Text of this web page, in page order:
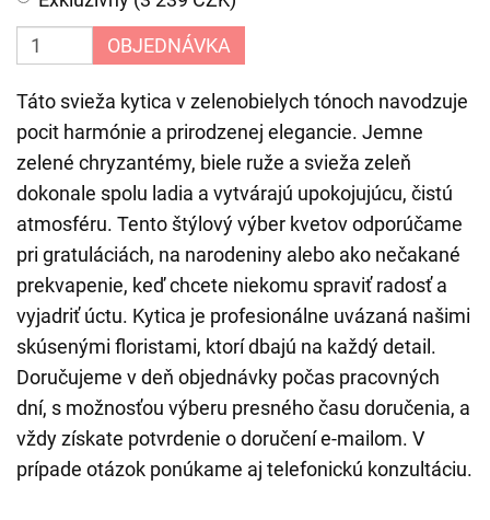
OBJEDNÁVKA
Táto svieža kytica v zelenobielych tónoch navodzuje
pocit harmónie a prirodzenej elegancie. Jemne
zelené chryzantémy, biele ruže a svieža zeleň
dokonale spolu ladia a vytvárajú upokojujúcu, čistú
atmosféru. Tento štýlový výber kvetov odporúčame
pri gratuláciách, na narodeniny alebo ako nečakané
prekvapenie, keď chcete niekomu spraviť radosť a
vyjadriť úctu. Kytica je profesionálne uvázaná našimi
skúsenými floristami, ktorí dbajú na každý detail.
Doručujeme v deň objednávky počas pracovných
dní, s možnosťou výberu presného času doručenia, a
vždy získate potvrdenie o doručení e-mailom. V
prípade otázok ponúkame aj telefonickú konzultáciu.